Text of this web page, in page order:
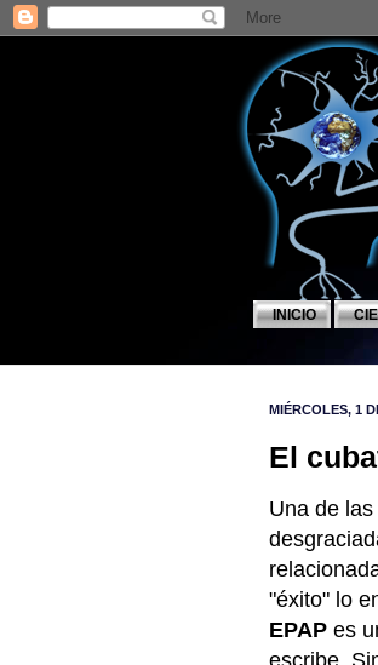
INICIO
MIÉRCOLES, 1
El
Una de
"éxito" lo
EPAP es
escribe.